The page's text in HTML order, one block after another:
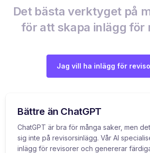
Det bästa verktyget på
för att skapa inlägg för
Jag vill ha inlägg för
Bättre än ChatGPT
ChatGPT är bra för många saker, men
sig inte på revisorsinlägg. Vår AI
inlägg för revisorer och genererar